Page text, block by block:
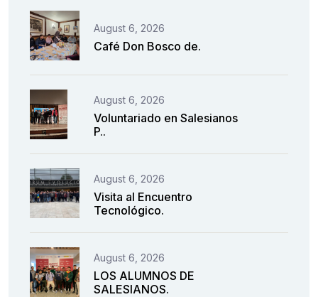
August 6, 2026
Café Don Bosco de.
August 6, 2026
Voluntariado en Salesianos
P..
August 6, 2026
Visita al Encuentro
Tecnológico.
August 6, 2026
LOS ALUMNOS DE
SALESIANOS.